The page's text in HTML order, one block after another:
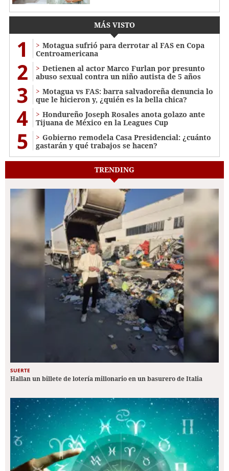
MÁS VISTO
1
Motagua sufrió para derrotar al FAS en Copa
Centroamericana
2
Detienen al actor Marco Furlan por presunto
abuso sexual contra un niño autista de 5 años
3
Motagua vs FAS: barra salvadoreña denuncia lo
que le hicieron y, ¿quién es la bella chica?
4
Hondureño Joseph Rosales anota golazo ante
Tijuana de México en la Leagues Cup
5
Gobierno remodela Casa Presidencial: ¿cuánto
gastarán y qué trabajos se hacen?
TRENDING
SUERTE
Hallan un billete de lotería millonario en un basurero de Italia